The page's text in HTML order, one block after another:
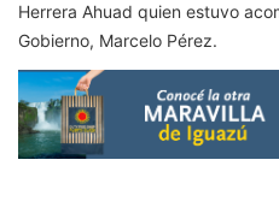
Herrera Ahuad quien estuvo
Gobierno, Marcelo Pérez.